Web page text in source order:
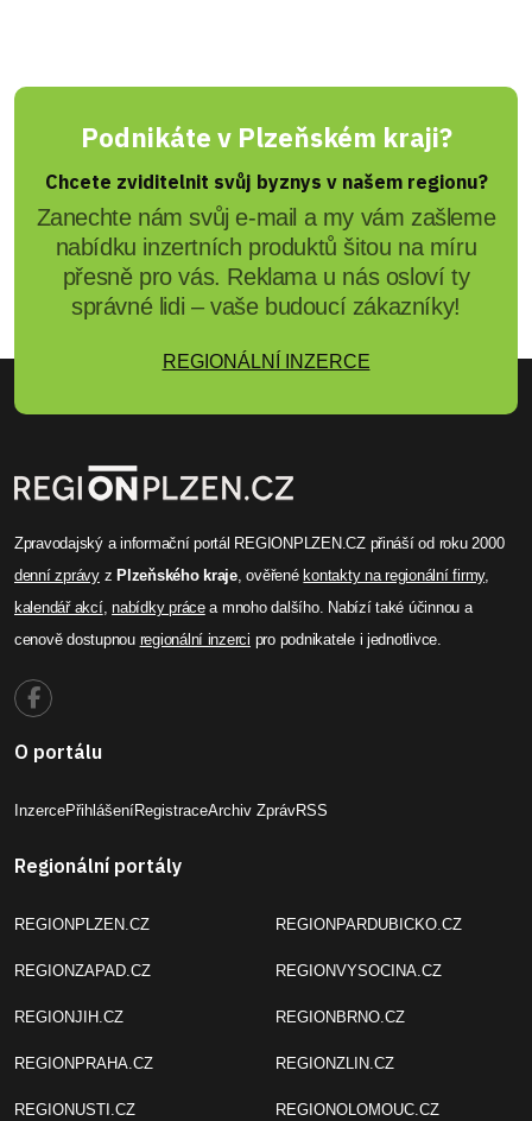
Podnikáte v Plzeňském kraji?
Chcete zviditelnit svůj byznys v našem regionu?
Zanechte nám svůj e-mail a my vám zašleme
nabídku inzertních produktů šitou na míru
přesně pro vás. Reklama u nás osloví ty
správné lidi – vaše budoucí zákazníky!
REGIONÁLNÍ INZERCE
Zpravodajský a informační portál REGIONPLZEN.CZ přináší od roku 2000
denní zprávyz Plzeňského kraje, ověřené kontakty na regionální firmy,
kalendář akcí,nabídky prácea mnoho dalšího. Nabízí také účinnou a
cenově dostupnou regionální inzerci pro podnikatele i jednotlivce.
O portálu
InzercePřihlášeníRegistraceArchiv ZprávRSS
Regionální portály
REGIONPLZEN.CZ
REGIONZAPAD.CZ
REGIONJIH.CZ
REGIONPRAHA.CZ
REGIONUSTI.CZ
REGIONPARDUBICKO.CZ
REGIONVYSOCINA.CZ
REGIONBRNO.CZ
REGIONZLIN.CZ
REGIONOLOMOUC.CZ